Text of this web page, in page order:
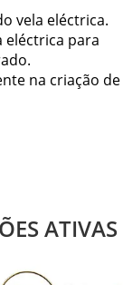
vela eléctrica.
eléctrica para
na criação de
ATIVAS